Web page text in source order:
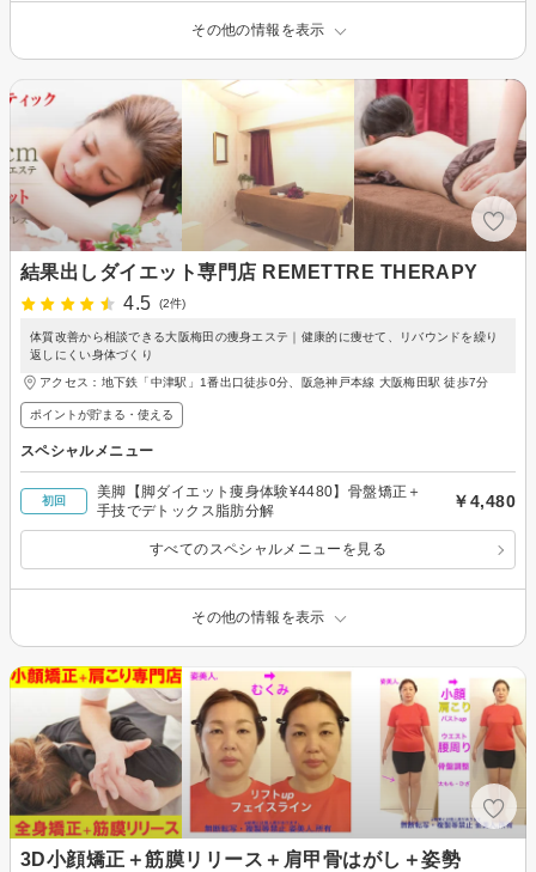
その他の情報を表示
結果出しダイエット専門店 REMETTRE THERAPY
4.5
(2件)
体質改善から相談できる大阪梅田の痩身エステ｜健康的に痩せて、リバウンドを繰り
返しにくい身体づくり
アクセス：地下鉄「中津駅」1番出口徒歩0分、阪急神戸本線 大阪梅田駅 徒歩7分
ポイントが貯まる・使える
スペシャルメニュー
初回
美脚【脚ダイエット痩身体験¥4480】骨盤矯正＋
手技でデトックス脂肪分解
￥4,480
すべてのスペシャルメニューを見る
その他の情報を表示
3D小顔矯正＋筋膜リリース＋肩甲骨はがし＋姿勢